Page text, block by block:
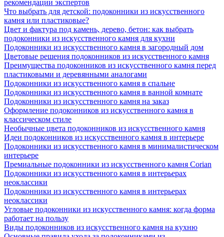
рекомендации экспертов
Что выбрать для детской: подоконники из искусственного
камня или пластиковые?
Цвет и фактура под камень, дерево, бетон: как выбрать
подоконники из искусственного камня для кухни
Подоконники из искусственного камня в загородный дом
Цветовые решения подоконников из искусственного камня
Преимущества подоконников из искусственного камня перед
пластиковыми и деревянными аналогами
Подоконники из искусственного камня в спальне
Подоконники из искусственного камня в ванной комнате
Подоконники из искусственного камня на заказ
Оформление подоконников из искусственного камня в
классическом стиле
Необычные цвета подоконников из искусственного камня
Идеи подоконников из искусственного камня в интерьере
Подоконники из искусственного камня в минималистическом
интерьере
Премиальные подоконники из искусственного камня Corian
Подоконники из искусственного камня в интерьерах
неоклассики
Подоконники из искусственного камня в интерьерах
неоклассики
Угловые подоконники из искусственного камня: когда форма
работает на пользу
Виды подоконников из искусственного камня на кухню